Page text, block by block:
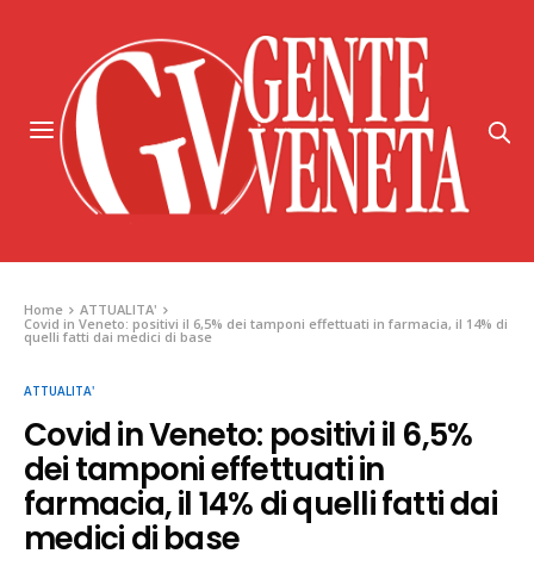
Home
ATTUALITA'
Covid in Veneto: positivi il 6,5% dei tamponi effettuati in farmacia, il 14% di
quelli fatti dai medici di base
ATTUALITA'
Covid in Veneto: positivi il 6,5%
dei tamponi effettuati in
farmacia, il 14% di quelli fatti dai
medici di base